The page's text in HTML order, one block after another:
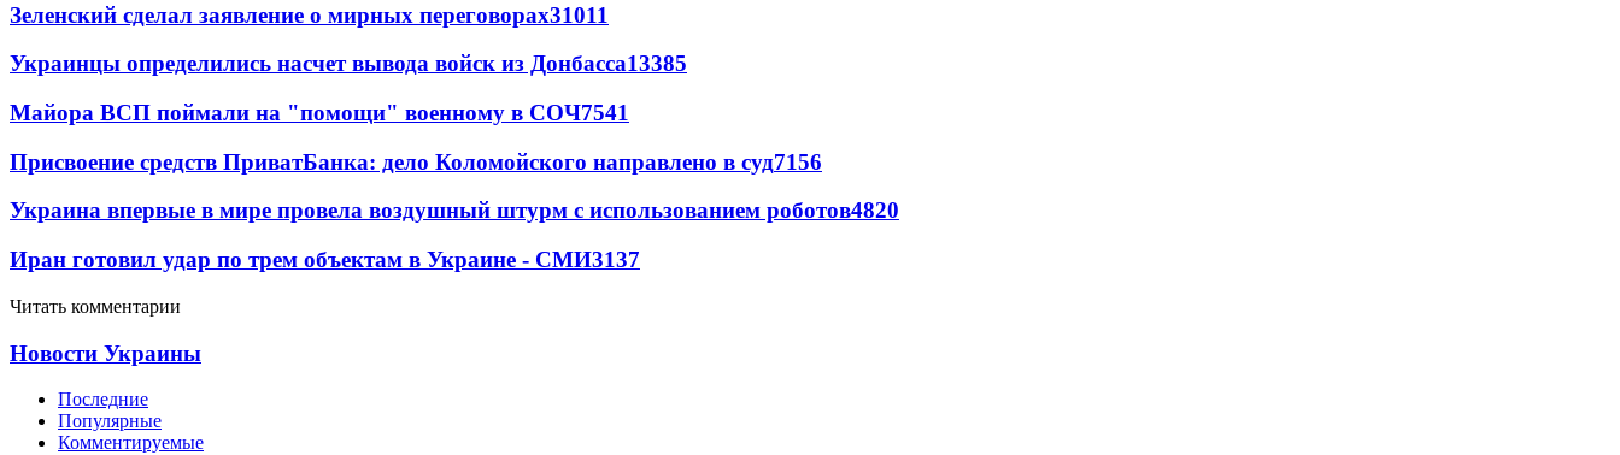
Зеленский сделал заявление о мирных переговорах31011
Украинцы определились насчет вывода войск из Донбасса13385
Майора ВСП поймали на "помощи" военному в СОЧ7541
Присвоение средств ПриватБанка: дело Коломойского направлено в суд7156
Украина впервые в мире провела воздушный штурм с использованием роботов4820
Иран готовил удар по трем объектам в Украине - СМИ3137
Читать комментарии
Новости Украины
Последние
Популярные
Комментируемые